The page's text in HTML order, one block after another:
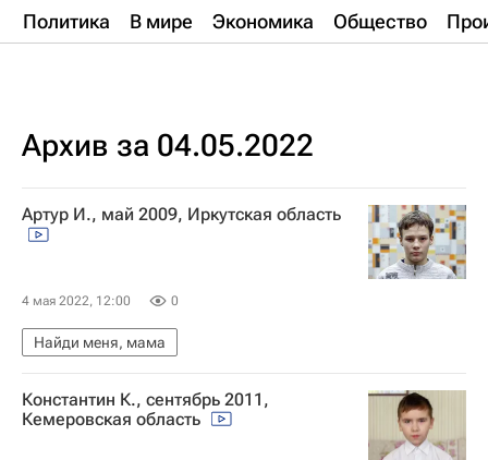
Политика В мире Экономика Общество
Архив за 04.05.2022
Артур И., май 2009, Иркутская область
4 мая 2022, 12:00 0
Найди меня, мама
Константин К., сентябрь 2011,
Кемеровская область